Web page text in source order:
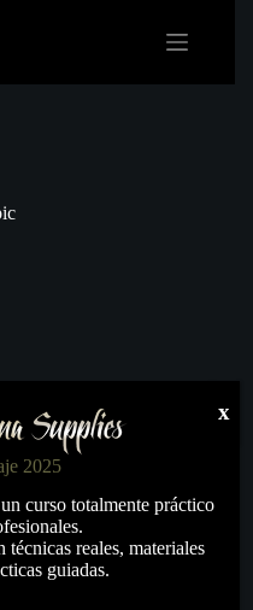
2025
curso totalmente práctico
técnicas reales, materiales
guiadas.
x